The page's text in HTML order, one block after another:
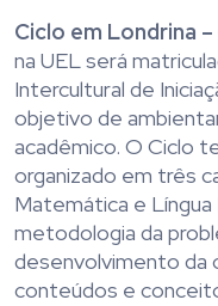
Ciclo em Londrina –
na UEL será
Intercultural de
objetivo de
acadêmico. O Ciclo
organizado em três
Matemática e
metodologia da
desenvolvimento da
conteúdos e